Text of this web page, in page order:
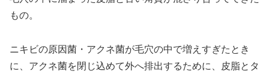
もの。
ニキビの原因菌・アクネ菌が毛穴の中で増えすぎたとき
に、アクネ菌を閉じ込めて外へ排出するために、皮脂とタ